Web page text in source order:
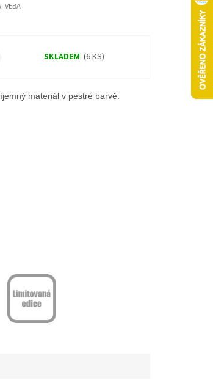
VEBA
SKLADEM (6 KS)
materiál v pestré barvě.